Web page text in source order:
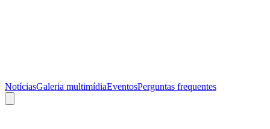
NotíciasGaleria multimídiaEventosPerguntas frequentes